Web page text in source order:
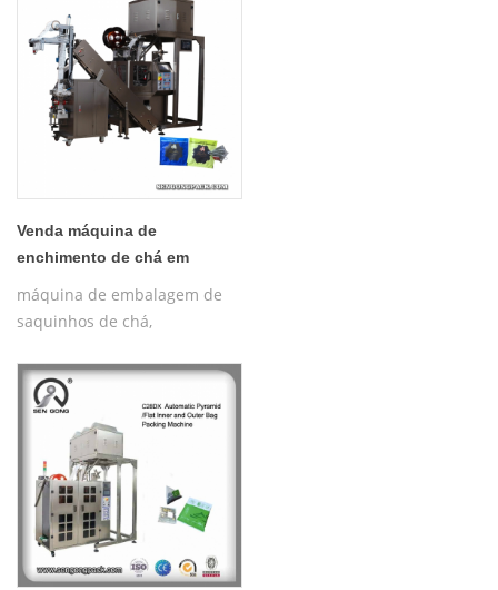
automática/máquina de
embalagem interna e externa
plana
Venda máquina de
enchimento de chá em
máquina de embalagem de
saquinhos de chá,
chá em pirâmide,